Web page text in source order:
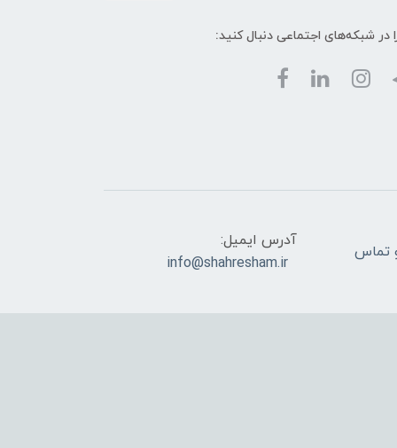
در شبکه‌های اجتماعی دنبال کنید:
و تماس
آدرس ایمیل:
info@shahresham.ir